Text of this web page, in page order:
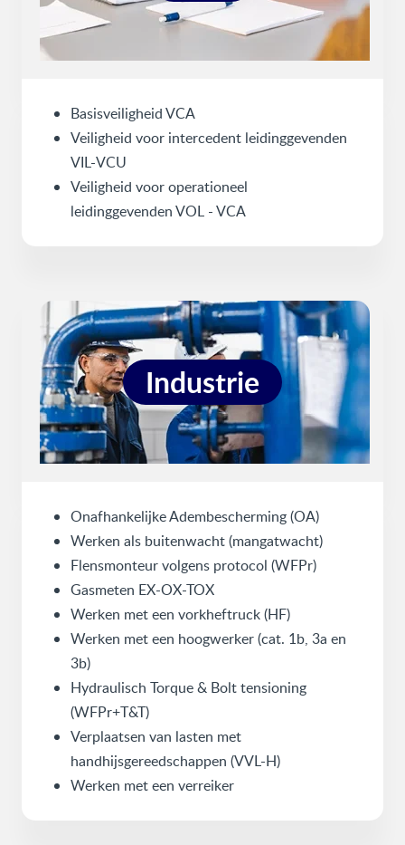
Basisveiligheid VCA
Veiligheid voor intercedent leidinggevenden
VIL-VCU
Veiligheid voor operationeel
leidinggevenden VOL - VCA
Industrie
Onafhankelijke Adembescherming (OA)
Werken als buitenwacht (mangatwacht)
Flensmonteur volgens protocol (WFPr)
Gasmeten EX-OX-TOX
Werken met een vorkheftruck (HF)
Werken met een hoogwerker (cat. 1b, 3a en
3b)
Hydraulisch Torque & Bolt tensioning
(WFPr+T&T)
Verplaatsen van lasten met
handhijsgereedschappen (VVL-H)
Werken met een verreiker